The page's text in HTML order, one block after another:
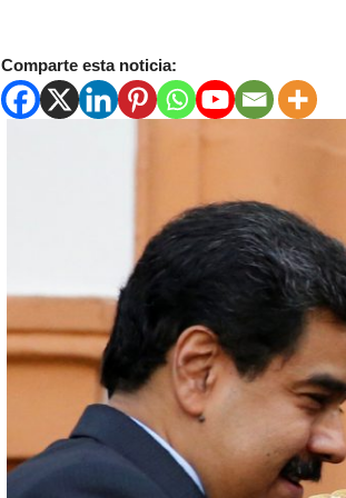
Comparte esta noticia: